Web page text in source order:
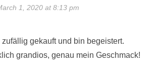
1, 2020 at 8:13 pm
zufällig gekauft und bin begeistert.
grandios, genau mein Geschmack!